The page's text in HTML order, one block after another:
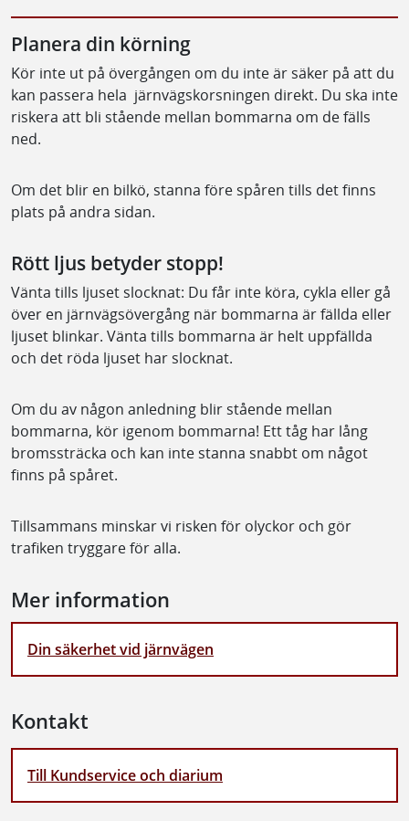
Planera din körning
Kör inte ut på övergången om du inte är säker på att du
kan passera hela järnvägskorsningen direkt. Du ska inte
riskera att bli stående mellan bommarna om de fälls
ned.
Om det blir en bilkö, stanna före spåren tills det finns
plats på andra sidan.
Rött ljus betyder stopp!
Vänta tills ljuset slocknat: Du får inte köra, cykla eller gå
över en järnvägsövergång när bommarna är fällda eller
ljuset blinkar. Vänta tills bommarna är helt uppfällda
och det röda ljuset har slocknat.
Om du av någon anledning blir stående mellan
bommarna, kör igenom bommarna! Ett tåg har lång
bromssträcka och kan inte stanna snabbt om något
finns på spåret.
Tillsammans minskar vi risken för olyckor och gör
trafiken tryggare för alla.
Mer information
Din säkerhet vid järnvägen
Kontakt
Till Kundservice och diarium